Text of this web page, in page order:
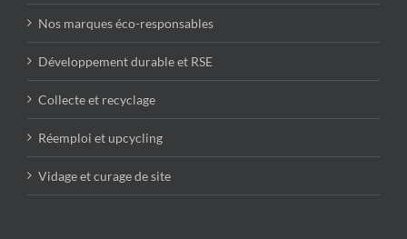
Nos marques éco-responsables
Développement durable et RSE
Collecte et recyclage
Réemploi et upcycling
Vidage et curage de site